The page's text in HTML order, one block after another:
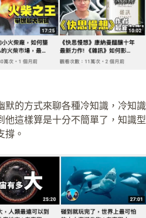
默的方式來聊各種冷知識，冷知識
他這樣算是十分不簡單了，知識型
撐。